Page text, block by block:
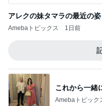
アレクの妹タマラの最近の姿
Amebaトピックス 1日前
これから一緒
Amebaトピック